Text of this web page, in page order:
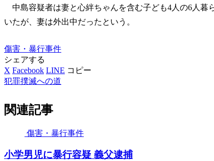
中島容疑者は妻と心絆ちゃんを含む子ども4人の6人暮
いたが、妻は外出中だったという。
傷害・暴行事件
シェアする
X Facebook LINE コピー
犯罪撲滅への道
関連記事
傷害・暴行事件
小学男児に暴行容疑 義父逮捕